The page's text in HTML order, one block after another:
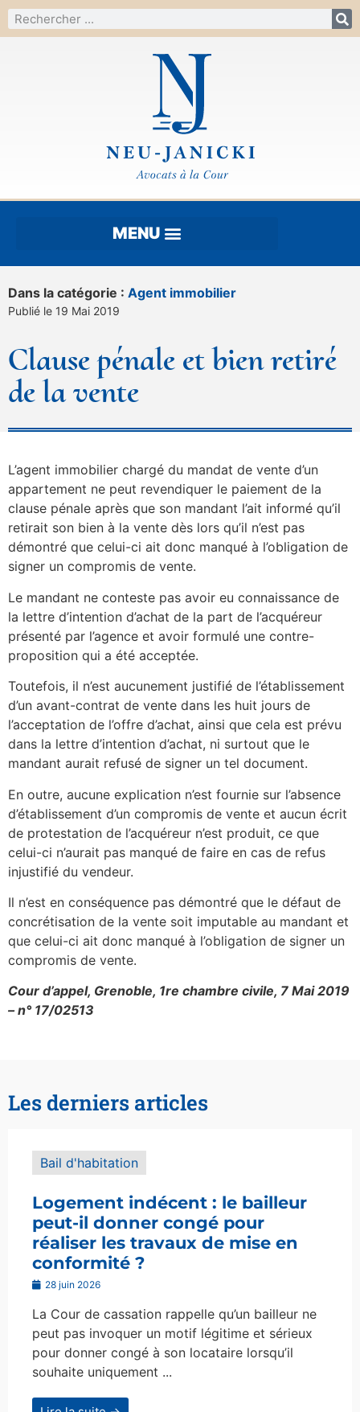
Dans la catégorie : Agent immobilier
Publié le 19 Mai 2019
Clause pénale et bien retiré
de la vente
L’agent immobilier chargé du mandat de vente d’un
appartement ne peut revendiquer le paiement de la
clause pénale après que son mandant l’ait informé qu’il
retirait son bien à la vente dès lors qu’il n’est pas
démontré que celui-ci ait donc manqué à l’obligation de
signer un compromis de vente.
Le mandant ne conteste pas avoir eu connaissance de
la lettre d’intention d’achat de la part de l’acquéreur
présenté par l’agence et avoir formulé une contre-
proposition qui a été acceptée.
Toutefois, il n’est aucunement justifié de l’établissement
d’un avant-contrat de vente dans les huit jours de
l’acceptation de l’offre d’achat, ainsi que cela est prévu
dans la lettre d’intention d’achat, ni surtout que le
mandant aurait refusé de signer un tel document.
En outre, aucune explication n’est fournie sur l’absence
d’établissement d’un compromis de vente et aucun écrit
de protestation de l’acquéreur n’est produit, ce que
celui-ci n’aurait pas manqué de faire en cas de refus
injustifié du vendeur.
Il n’est en conséquence pas démontré que le défaut de
concrétisation de la vente soit imputable au mandant et
que celui-ci ait donc manqué à l’obligation de signer un
compromis de vente.
Cour d’appel, Grenoble, 1re chambre civile, 7 Mai 2019
– n° 17/02513
Les derniers articles
Bail d'habitation
Logement indécent : le bailleur
peut-il donner congé pour
réaliser les travaux de mise en
conformité ?
28 juin 2026
La Cour de cassation rappelle qu’un bailleur ne
peut pas invoquer un motif légitime et sérieux
pour donner congé à son locataire lorsqu’il
souhaite uniquement ...